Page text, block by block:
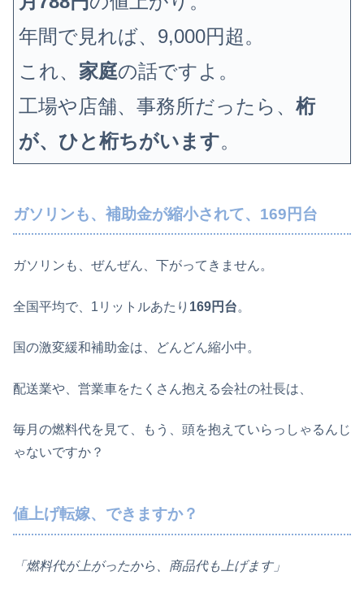
年間で見れば、9,000円超。
これ、 家庭の話ですよ。
工場や店舗、事務所だったら、桁
が、ひと桁ちがいます。
ガソリンも、補助金が縮小されて、169円台
ガソリンも、ぜんぜん、下がってきません。
全国平均で、1リットルあたり 169円台。
国の激変緩和補助金は、どんどん縮小中。
配送業や、営業車をたくさん抱える会社の社長は、
毎月の燃料代を見て、もう、頭を抱えていらっしゃるんじ
ゃないですか？
値上げ転嫁、できますか？
「燃料代が上がったから、商品代も上げます」